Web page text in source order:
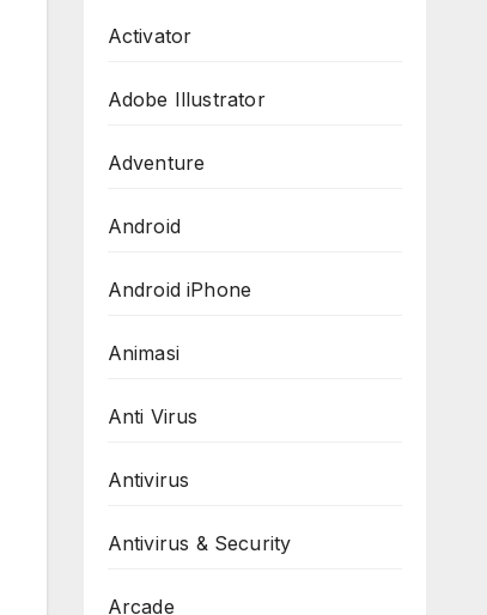
Activator
Adobe Illustrator
Adventure
Android
Android iPhone
Animasi
Anti Virus
Antivirus
Antivirus & Security
Arcade